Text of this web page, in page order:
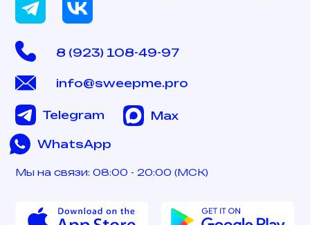
8 (923) 108-49-97
info@sweepme.pro
Telegram
WhatsApp
Max
Мы на связи: 08:00 - 20:00 (МСК)